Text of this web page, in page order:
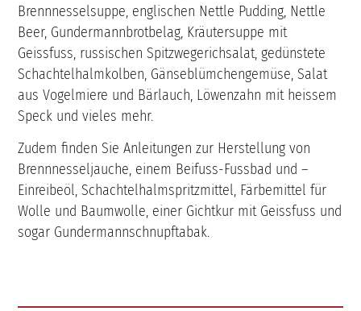
Brennnesselsuppe, englischen Nettle Pudding, Nettle
Beer, Gundermannbrotbelag, Kräutersuppe mit
Geissfuss, russischen Spitzwegerichsalat, gedünstete
Schachtelhalmkolben, Gänseblümchengemüse, Salat
aus Vogelmiere und Bärlauch, Löwenzahn mit heissem
Speck und vieles mehr.
Zudem finden Sie Anleitungen zur Herstellung von
Brennnesseljauche, einem Beifuss-Fussbad und –
Einreibeöl, Schachtelhalmspritzmittel, Färbemittel für
Wolle und Baumwolle, einer Gichtkur mit Geissfuss und
sogar Gundermannschnupftabak.